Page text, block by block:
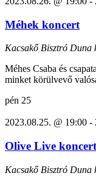
Méhek koncert
Kacsakő Bisztró Duna
Méhes Csaba és
minket körülvevő
pén 25
2023.08.25. @ 19:00 -
Olive Live koncert
Kacsakő Bisztró Duna